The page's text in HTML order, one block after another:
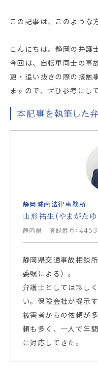
この記事は、このような
こんにちは。静岡の弁護
今回は、自転車同士の事
更・追い抜きの際の接触
ますので、ぜひ参考にし
本記事を執筆した
静岡城南法律事務所
山形祐生(やまがたゆ
静岡県 登録番号：
静岡県交通事故相談
委嘱による）。
弁護士としては珍し
い。保険会社が提示
被害者からの依頼が
頼も多く、一人で年
に対応してきた。